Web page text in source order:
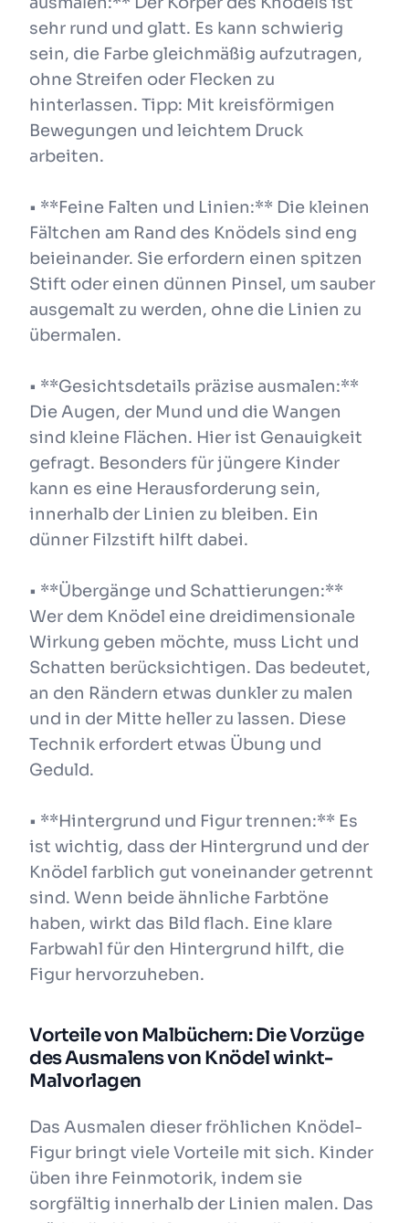
sehr rund und glatt. Es kann schwierig
sein, die Farbe gleichmäßig aufzutragen,
ohne Streifen oder Flecken zu
hinterlassen. Tipp: Mit kreisförmigen
Bewegungen und leichtem Druck
arbeiten.
• **Feine Falten und Linien:** Die kleinen
Fältchen am Rand des Knödels sind eng
beieinander. Sie erfordern einen spitzen
Stift oder einen dünnen Pinsel, um sauber
ausgemalt zu werden, ohne die Linien zu
übermalen.
• **Gesichtsdetails präzise ausmalen:**
Die Augen, der Mund und die Wangen
sind kleine Flächen. Hier ist Genauigkeit
gefragt. Besonders für jüngere Kinder
kann es eine Herausforderung sein,
innerhalb der Linien zu bleiben. Ein
dünner Filzstift hilft dabei.
• **Übergänge und Schattierungen:**
Wer dem Knödel eine dreidimensionale
Wirkung geben möchte, muss Licht und
Schatten berücksichtigen. Das bedeutet,
an den Rändern etwas dunkler zu malen
und in der Mitte heller zu lassen. Diese
Technik erfordert etwas Übung und
Geduld.
• **Hintergrund und Figur trennen:** Es
ist wichtig, dass der Hintergrund und der
Knödel farblich gut voneinander getrennt
sind. Wenn beide ähnliche Farbtöne
haben, wirkt das Bild flach. Eine klare
Farbwahl für den Hintergrund hilft, die
Figur hervorzuheben.
Vorteile von Malbüchern: Die Vorzüge
des Ausmalens von Knödel winkt-
Malvorlagen
Das Ausmalen dieser fröhlichen Knödel-
Figur bringt viele Vorteile mit sich. Kinder
üben ihre Feinmotorik, indem sie
sorgfältig innerhalb der Linien malen. Das